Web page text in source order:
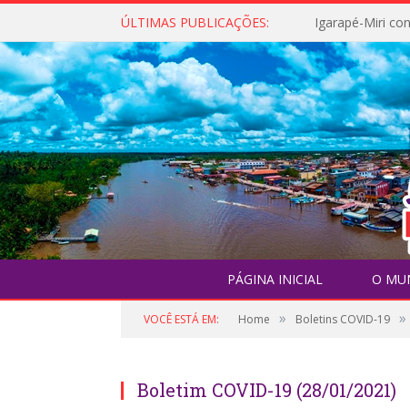
ÚLTIMAS PUBLICAÇÕES:
PÁGINA INICIAL O
VOCÊ ESTÁ EM: Home » Boletins COVID-19 »
Boletim COVID-19 (28/01/2021)